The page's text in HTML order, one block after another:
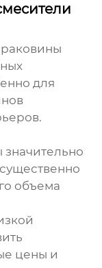
для
объема
цены и